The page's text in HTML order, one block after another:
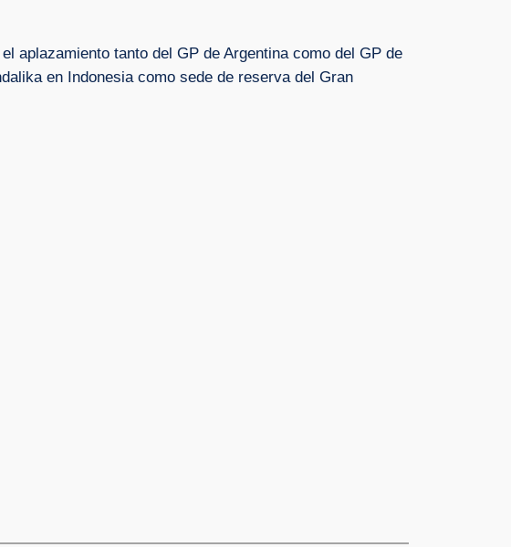
aplazamiento tanto del GP de Argentina como del GP de
en Indonesia como sede de reserva del Gran